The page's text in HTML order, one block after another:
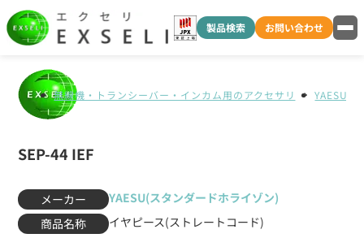
製品検索 お問い合わせ
無線機・トランシーバー・インカム用のアクセサリ YAESU(
SEP-44 IEF
メーカー
YAESU(スタンダードホライゾン)
商品名称
イヤピース(ストレートコード)